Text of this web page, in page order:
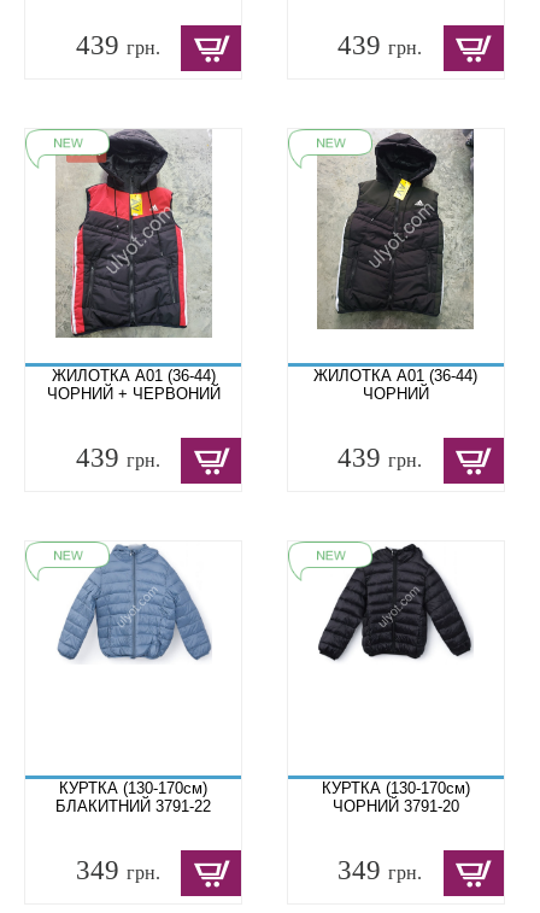
439 грн. 439грн.
ЖИЛОТКА A01 (36-44)
ЧОРНИЙ + ЧЕРВОНИЙ
439 грн.
ЖИЛОТКА A01 (36-44)
ЧОРНИЙ
439грн.
КУРТКА (130-170см)
БЛАКИТНИЙ 3791-22
349 грн.
КУРТКА (130-170см)
ЧОРНИЙ 3791-20
349грн.